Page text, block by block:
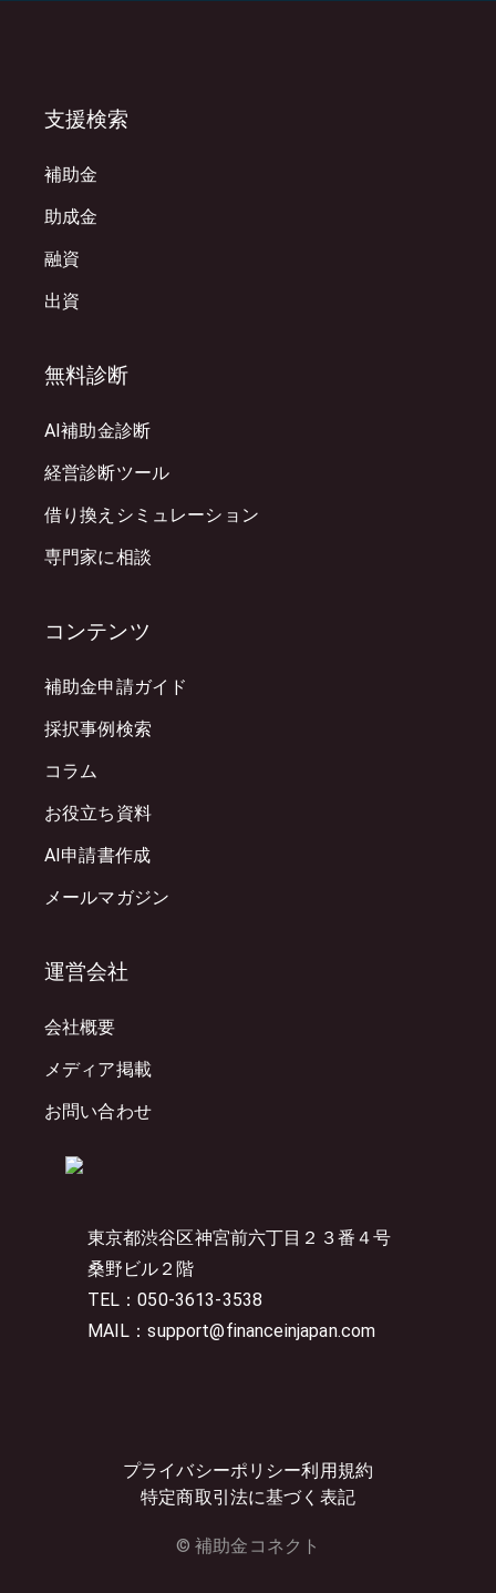
東京都渋谷区神宮前六丁目２３番４号
桑野ビル２階
TEL：050-3613-3538
MAIL：support@financeinjapan.com
プライバシーポリシー利用規約
特定商取引法に基づく表記
© 補助金コネクト
支援検索
補助金
助成金
融資
出資
無料診断
AI補助金診断
経営診断ツール
借り換えシミュレーション
専門家に相談
コンテンツ
補助金申請ガイド
採択事例検索
コラム
お役立ち資料
AI申請書作成
メールマガジン
運営会社
会社概要
メディア掲載
お問い合わせ